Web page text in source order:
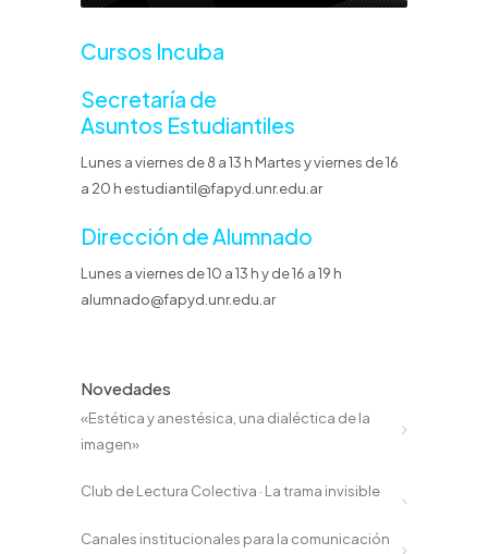
Cursos Incuba
Secretaría de
Asuntos Estudiantiles
Lunes a viernes de 8 a 13 h Martes y viernes de 16
a 20 h estudiantil@fapyd.unr.edu.ar
Dirección de Alumnado
Lunes a viernes de 10 a 13 h y de 16 a 19 h
alumnado@fapyd.unr.edu.ar
Novedades
«Estética y anestésica, una dialéctica de la
imagen»
Club de Lectura Colectiva · La trama invisible
Canales institucionales para la comunicación